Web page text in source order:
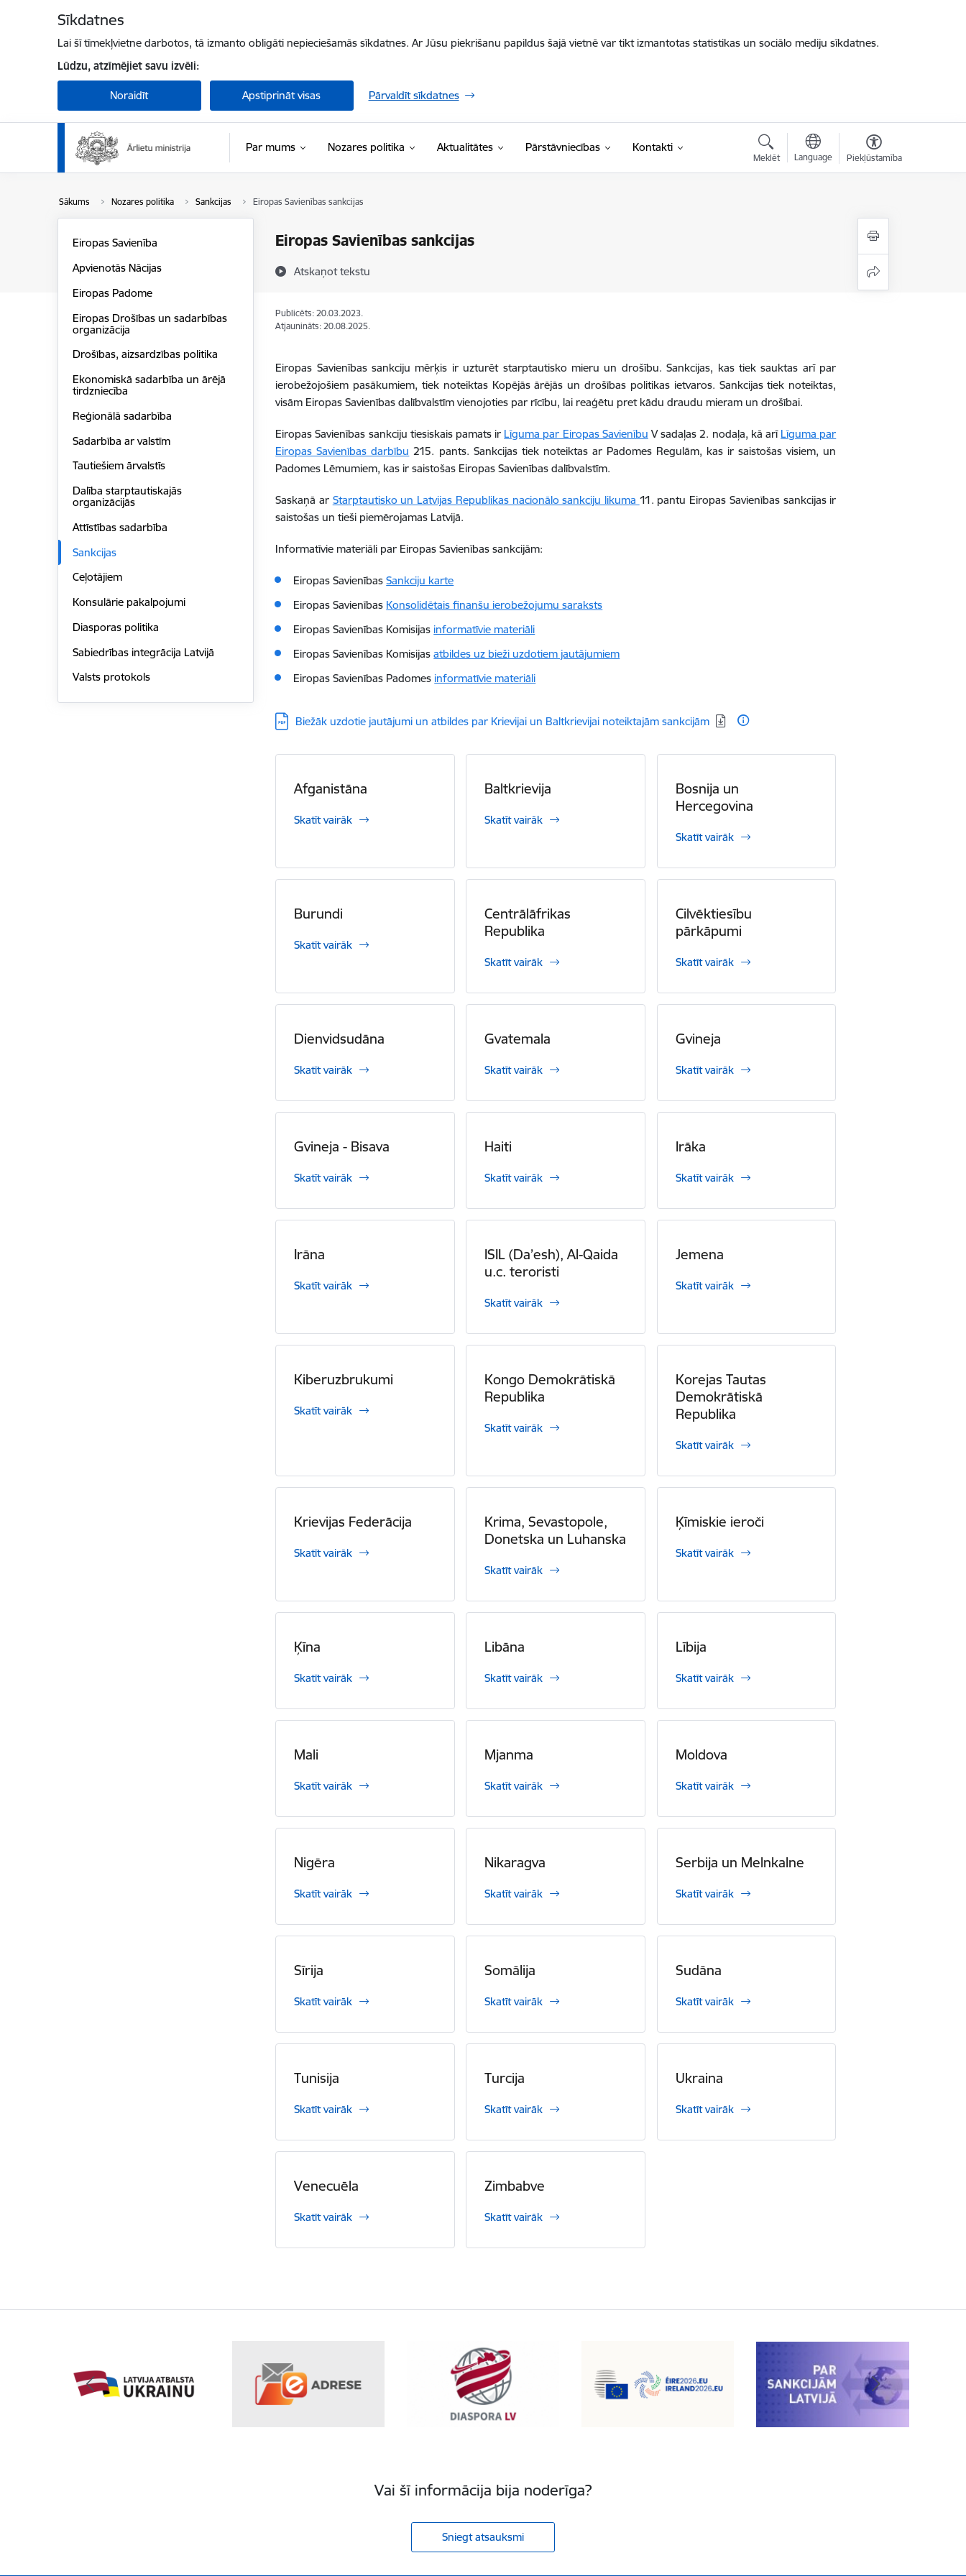
Sīkdatnes
Lai šī tīmekļvietne darbotos, tā izmanto obligāti nepieciešamās sīkdatnes. Ar Jūsu piekrišanu papildus šajā vietnē var tikt izmantotas statistikas un sociālo mediju sīkdatnes.
Lūdzu, atzīmējiet savu izvēli:
Noraidīt Apstiprināt visas Pārvaldīt sīkdatnes
Par mums Nozares politika Aktualitātes Pārstāvniecības Kontakti
Meklēt Language Piekļūstamība
Sākums Nozares politika Sankcijas Eiropas Savienības sankcijas
Eiropas Savienības sankcijas
Atskaņot tekstu
Eiropas Savienība
Apvienotās Nācijas
Eiropas Padome
Eiropas Drošības un sadarbības
organizācija
Drošības, aizsardzības politika
Ekonomiskā sadarbība un ārējā
tirdzniecība
Reģionālā sadarbība
Sadarbība ar valstīm
Tautiešiem ārvalstīs
Dalība starptautiskajās
organizācijās
Attīstības sadarbība
Sankcijas
Ceļotājiem
Konsulārie pakalpojumi
Diasporas politika
Sabiedrības integrācija Latvijā
Valsts protokols
Publicēts: 20.03.2023.
Atjaunināts: 20.08.2025.
Eiropas Savienības sankciju mērķis ir uzturēt starptautisko mieru un drošību. Sankcijas, kas tiek sauktas arī par
ierobežojošiem pasākumiem, tiek noteiktas Kopējās ārējās un drošības politikas ietvaros. Sankcijas tiek noteiktas,
visām Eiropas Savienības dalībvalstīm vienojoties par rīcību, lai reaģētu pret kādu draudu mieram un drošībai.
Eiropas Savienības sankciju tiesiskais pamats ir Līguma par Eiropas Savienību V sadaļas 2. nodaļa, kā arī Līguma par
Eiropas Savienības darbību 215. pants. Sankcijas tiek noteiktas ar Padomes Regulām, kas ir saistošas visiem, un
Padomes Lēmumiem, kas ir saistošas Eiropas Savienības dalībvalstīm.
Saskaņā ar Starptautisko un Latvijas Republikas nacionālo sankciju likuma 11. pantu Eiropas Savienības sankcijas ir
saistošas un tieši piemērojamas Latvijā.
Informatīvie materiāli par Eiropas Savienības sankcijām:
Eiropas SavienībasSankciju karte
Eiropas Savienības Konsolidētais finanšu ierobežojumu saraksts
Eiropas Savienības Komisijas informatīvie materiāli
Eiropas Savienības Komisijasatbildes uz bieži uzdotiem jautājumiem
Eiropas Savienības Padomes informatīvie materiāli
Lejupielādēt:
Biežāk uzdotie jautājumi un atbildes par Krievijai un Baltkrievijai noteiktajām sankcijām
Afganistāna
Skatīt vairāk
Baltkrievija
Skatīt vairāk
Bosnija un
Hercegovina
Skatīt vairāk
Burundi
Skatīt vairāk
Centrālāfrikas
Republika
Skatīt vairāk
Cilvēktiesību
pārkāpumi
Skatīt vairāk
Dienvidsudāna
Skatīt vairāk
Gvatemala
Skatīt vairāk
Gvineja
Skatīt vairāk
Gvineja - Bisava
Skatīt vairāk
Haiti
Skatīt vairāk
Irāka
Skatīt vairāk
Irāna
Skatīt vairāk
ISIL (Da’esh), Al-Qaida
u.c. teroristi
Skatīt vairāk
Jemena
Skatīt vairāk
Kiberuzbrukumi
Skatīt vairāk
Kongo Demokrātiskā
Republika
Skatīt vairāk
Korejas Tautas
Demokrātiskā
Republika
Skatīt vairāk
Krievijas Federācija
Skatīt vairāk
Krima, Sevastopole,
Donetska un Luhanska
Skatīt vairāk
Ķīmiskie ieroči
Skatīt vairāk
Ķīna
Skatīt vairāk
Libāna
Skatīt vairāk
Lībija
Skatīt vairāk
Mali
Skatīt vairāk
Mjanma
Skatīt vairāk
Moldova
Skatīt vairāk
Nigēra
Skatīt vairāk
Nikaragva
Skatīt vairāk
Serbija un Melnkalne
Skatīt vairāk
Sīrija
Skatīt vairāk
Somālija
Skatīt vairāk
Sudāna
Skatīt vairāk
Tunisija
Skatīt vairāk
Turcija
Skatīt vairāk
Ukraina
Skatīt vairāk
Venecuēla
Skatīt vairāk
Zimbabve
Skatīt vairāk
Vai šī informācija bija noderīga?
Sniegt atsauksmi